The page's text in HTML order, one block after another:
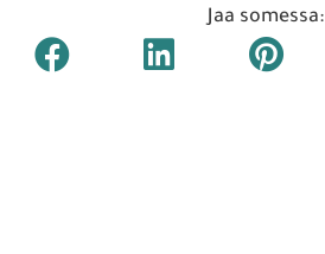
Jaa somessa: